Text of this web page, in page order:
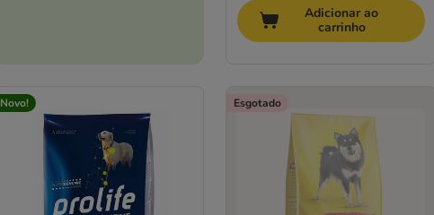
Adicionar ao
carrinho
Novo! Esgotado